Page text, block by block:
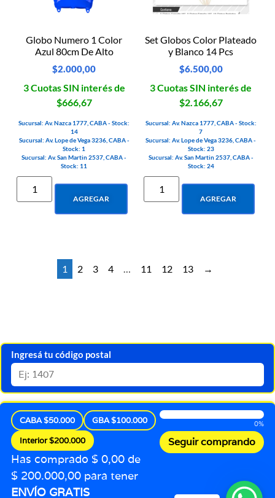
Globo Numero 1 Color
Azul 80cm De Alto
$2.000,00
3 Cuotas SIN interés de
$666,67
Sucursal: Av. Nazca 1777, CABA - Stock:
14
Sucursal: Av. Lope de Vega 3236, CABA -
Stock: 1
Sucursal: Av. San Martin 2537, CABA -
Stock: 11
AGREGAR
Set Globos Color Plateado
y Blanco 14 Pcs
$6.500,00
3 Cuotas SIN interés de
$2.166,67
Sucursal: Av. Nazca 1777, CABA - Stock:
7
Sucursal: Av. Lope de Vega 3236, CABA -
Stock: 23
Sucursal: Av. San Martin 2537, CABA -
Stock: 24
AGREGAR
1 2 3 4 … 11 12 13 →
Ingresá tu código postal
CABA $50.000
GBA $100.000
Interior $200.000
Has comprado $ 0,00 de
$ 200.000,00 para tener
ENVÍO GRATIS
0%
Seguir comprando